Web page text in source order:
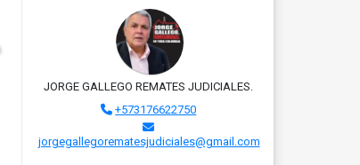
JORGE GALLEGO REMATES JUDICIALES.
+573176622750
jorgegallegorematesjudiciales@gmail.com